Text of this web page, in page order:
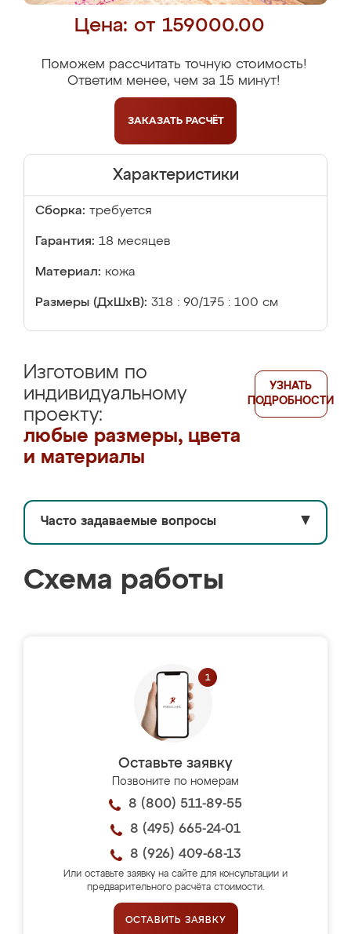
Цена: от 159000.00
Поможем рассчитать точную стоимость!
Ответим менее, чем за 15 минут!
ЗАКАЗАТЬ РАСЧЁТ
Характеристики
Сборка: требуется
Гарантия: 18 месяцев
Материал: кожа
Размеры (ДхШхВ): 318 : 90/175 : 100 см
Изготовим по
индивидуальному
проекту:
любые размеры, цвета
и материалы
УЗНАТЬ
ПОДРОБНОСТИ
Часто задаваемые вопросы ▼
Схема работы
Оставьте заявку
Позвоните по номерам
8 (800) 511-89-55
8 (495) 665-24-01
8 (926) 409-68-13
Или оставьте заявку на сайте для консультации и
предварительного расчёта стоимости.
ОСТАВИТЬ ЗАЯВКУ